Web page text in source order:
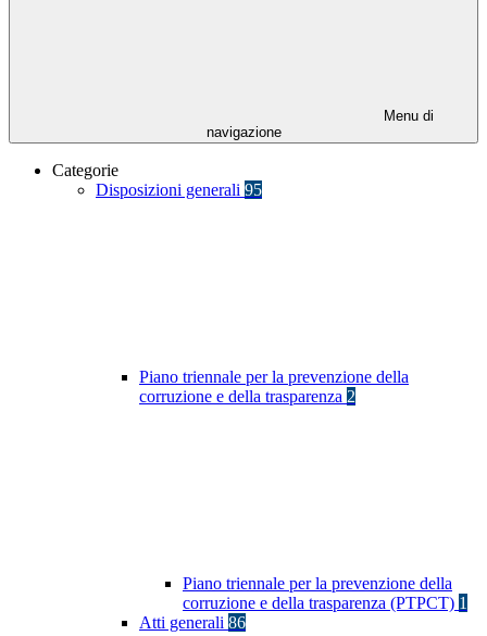
Menu di
navigazione
Categorie
Disposizioni generali 95
Piano triennale per la prevenzione della
corruzione e della trasparenza 2
Piano triennale per la prevenzione della
corruzione e della trasparenza (PTPCT) 1
Atti generali 86